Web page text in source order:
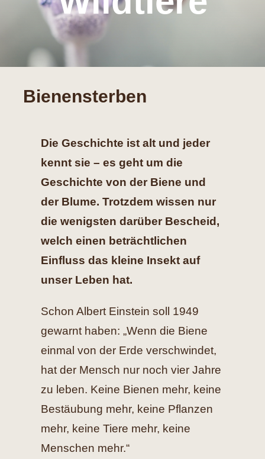
Kontakt
Bienensterben
Die Geschichte ist alt und jeder
kennt sie – es geht um die
Geschichte von der Biene und
der Blume. Trotzdem wissen nur
die wenigsten darüber Bescheid,
welch einen beträchtlichen
Einfluss das kleine Insekt auf
unser Leben hat.
Schon Albert Einstein soll 1949
gewarnt haben: „Wenn die Biene
einmal von der Erde verschwindet,
hat der Mensch nur noch vier Jahre
zu leben. Keine Bienen mehr, keine
Bestäubung mehr, keine Pflanzen
mehr, keine Tiere mehr, keine
Menschen mehr.“